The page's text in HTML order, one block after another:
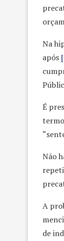
Na
após
É
Não
A
de